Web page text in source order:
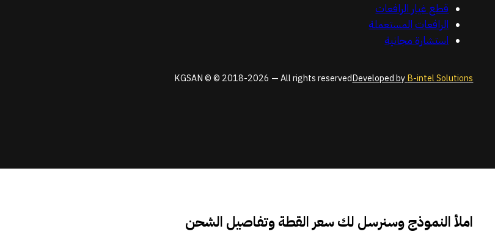
قطع غيار الرافعات
الرافعات المستعملة
استشارة مجانية
KGSAN © © 2018-2026 — All rights reservedDeveloped byB-intel Solutions
املأ النموذج وسنرسل لك سعر القطة وتفاصيل الشحن